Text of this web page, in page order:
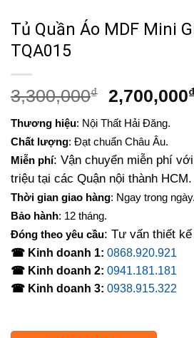
Tủ Quần Áo MDF Mini
TQA015
3,300,000₫
Giá
là:
3,300,000₫.
2,700,000₫
Thương hiệu: Nội Thất Hải Đăng.
Chất lượng: Đạt chuẩn Châu Âu.
Miễn phí: Vận chuyển miễn phí
triệu tại các Quận nội thành HCM.
Thời gian giao hàng: Ngay trong ngày.
Bảo hành: 12 tháng.
Đóng theo yêu cầu: Tư vấn thiết
☎ Kinh doanh 1: 0868.920.921
☎ Kinh doanh 2: 0941.181.181
☎ Kinh doanh 3: 0938.915.322